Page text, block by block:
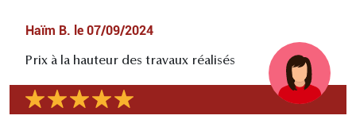
Haïm B. le 07/09/2024
Prix à la hauteur des travaux réalisés